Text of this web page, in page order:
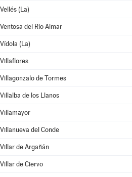
Vellés (La)
Ventosa del Río Almar
Vídola (La)
Villaflores
Villagonzalo de Tormes
Villalba de los Llanos
Villamayor
Villanueva del Conde
Villar de Argañán
Villar de Ciervo